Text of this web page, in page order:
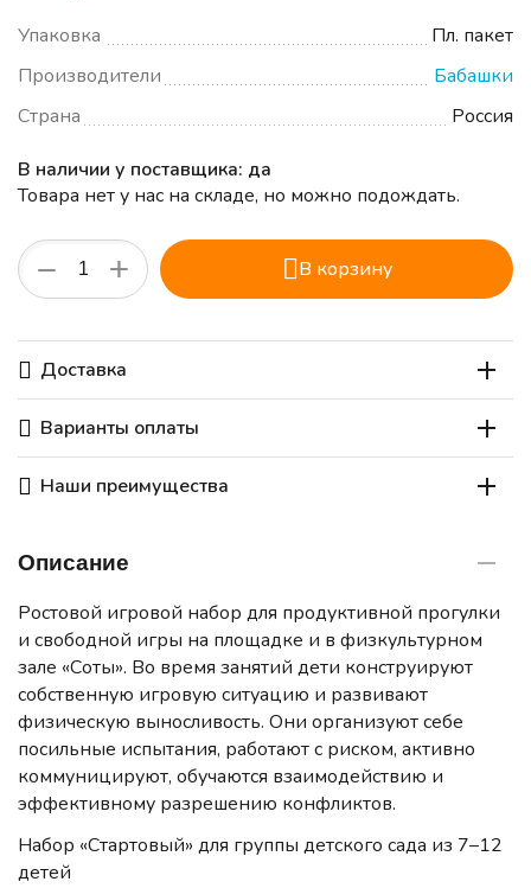
Упаковка
Пл. пакет
Производители
Бабашки
Страна
Россия
В наличии у поставщика: да
Товара нет у нас на складе, но можно подождать.
+
− В корзину
Доставка
Варианты оплаты
Наши преимущества
Описание
Ростовой игровой набор для продуктивной прогулки
и свободной игры на площадке и в физкультурном
зале «Соты». Во время занятий дети конструируют
собственную игровую ситуацию и развивают
физическую выносливость. Они организуют себе
посильные испытания, работают с риском, активно
коммуницируют, обучаются взаимодействию и
эффективному разрешению конфликтов.
Набор «Стартовый» для группы детского сада из 7–12
детей